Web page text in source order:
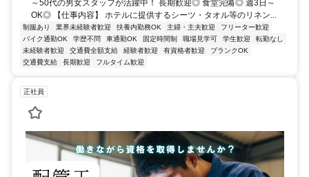
～50代の男女スタッフが活躍中！ 長期歓迎◎ 食堂完備◎ 週3日～
OK◎ 【仕事内容】 ホテルに提供するシーツ・タオル等のリネン...
制服あり 業界未経験者歓迎 扶養内勤務OK 主婦・主夫歓迎
フリーター歓迎
バイク通勤OK
学歴不問 車通勤OK 固定時間制 職場見学可 学生歓迎
転勤なし
未経験者歓迎
交通費全額支給 経験者歓迎 有資格者歓迎
ブランクOK
交通費支給
長期歓迎 フルタイム歓迎
正社員